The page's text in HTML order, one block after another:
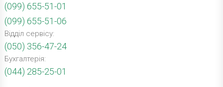
(099) 655-51-01
(099) 655-51-06
Відділ сервісу:
(050) 356-47-24
Бухгалтерія:
(044) 285-25-01